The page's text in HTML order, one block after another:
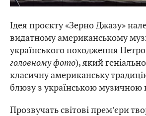
Ідея проєкту «Зерно Джазу»
видатному американському
українського походження
головному фото), який
класичну американську
блюзу з українською музичною
Прозвучать світові прем’єри